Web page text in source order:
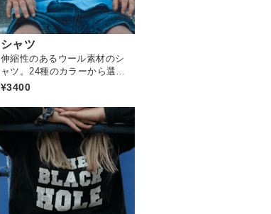
シャツ
伸縮性のあるウール素材のシ
ャツ。24種のカラーから選べ
ます
¥3400